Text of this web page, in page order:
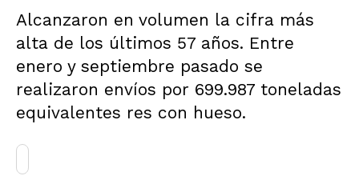
Alcanzaron en volumen la cifra más
alta de los últimos 57 años. Entre
enero y septiembre pasado se
realizaron envíos por 699.987 toneladas
equivalentes res con hueso.